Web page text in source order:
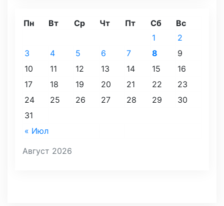
Август 2026
Пн Вт Ср Чт Пт Сб Вс
« Июл
1
2
3
4 5 6 7 8
9
10
11 12 13 14 15
16
17
18 19 20 21 22
23
24
25 26 27 28 29
30
31